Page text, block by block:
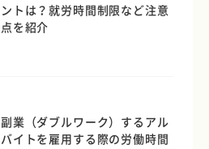
ントは？就労時間制限など注意
点を紹介
副業（ダブルワーク）するアル
バイトを雇用する際の労働時間